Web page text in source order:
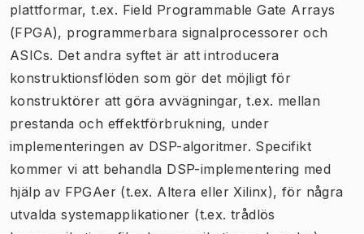
plattformar, t.ex. Field Programmable Gate Arrays
(FPGA), programmerbara signalprocessorer och
ASICs. Det andra syftet är att introducera
konstruktionsflöden som gör det möjligt för
konstruktörer att göra avvägningar, t.ex. mellan
prestanda och effektförbrukning, under
implementeringen av DSP-algoritmer. Specifikt
kommer vi att behandla DSP-implementering med
hjälp av FPGAer (t.ex. Altera eller Xilinx), för några
utvalda systemapplikationer (t.ex. trådlös